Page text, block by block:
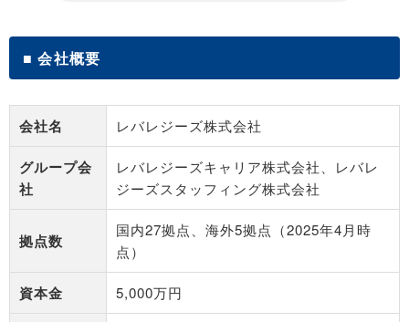
■ 会社概要
会社名 レバレジーズ株式会社
グループ会
社
レバレジーズキャリア株式会社、レバレ
ジーズスタッフィング株式会社
拠点数
国内27拠点、海外5拠点（2025年4月時
点）
資本金 5,000万円